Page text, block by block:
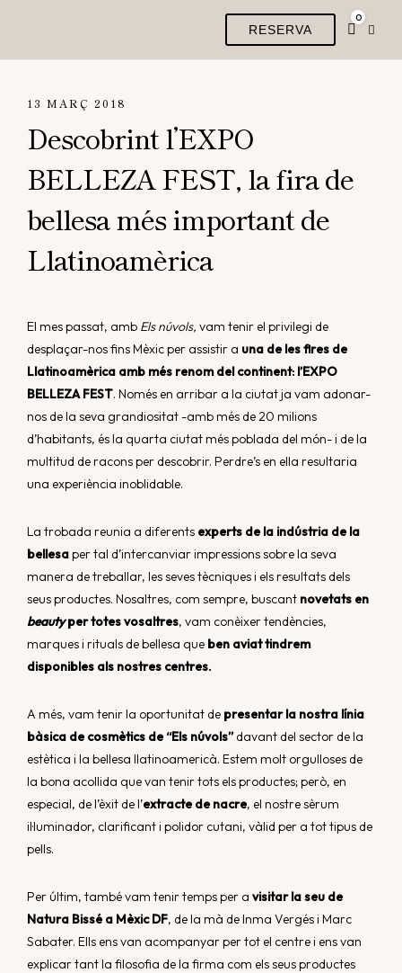
RESERVA
0
13 MARÇ 2018
Descobrint l’EXPO
BELLEZA FEST, la fira de
bellesa més important de
Llatinoamèrica
El mes passat, amb Els núvols, vam tenir el privilegi de
desplaçar-nos fins Mèxic per assistir a una de les fires de
Llatinoamèrica amb més renom del continent: l’EXPO
BELLEZA FEST. Només en arribar a la ciutat ja vam adonar-
nos de la seva grandiositat -amb més de 20 milions
d’habitants, és la quarta ciutat més poblada del món- i de la
multitud de racons per descobrir. Perdre’s en ella resultaria
una experiència inoblidable.
La trobada reunia a diferents experts de la indústria de la
bellesaper tal d’intercanviar impressions sobre la seva
manera de treballar, les seves tècniques i els resultats dels
seus productes. Nosaltres, com sempre, buscant novetats en
beautyper totes vosaltres, vam conèixer tendències,
marques i rituals de bellesa que ben aviat tindrem
disponibles als nostres centres.
A més, vam tenir la oportunitat de presentar la nostra línia
bàsica de cosmètics de “Els núvols” davant del sector de la
estètica i la bellesa llatinoamericà. Estem molt orgulloses de
la bona acollida que van tenir tots els productes; però, en
especial, de l’èxit de l’extracte de nacre, el nostre sèrum
il·luminador, clarificant i polidor cutani, vàlid per a tot tipus de
pells.
Per últim, també vam tenir temps per a visitar la seu de
Natura Bissé a Mèxic DF, de la mà de Inma Vergés i Marc
Sabater. Ells ens van acompanyar per tot el centre i ens van
explicar tant la filosofia de la firma com els seus productes